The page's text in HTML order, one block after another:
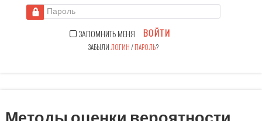
Пароль
ЗАПОМНИТЬ МЕНЯ ВОЙТИ
ЗАБЫЛИ ЛОГИН/ПАРОЛЬ?
Методы оценки вероятности